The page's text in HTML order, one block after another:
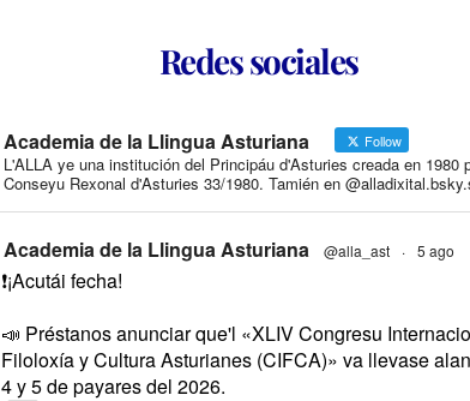
Redes sociales
Academia de la Llingua Asturiana Follow
L'ALLA ye una institución del Principáu d'Asturies creada en 1980
Conseyu Rexonal d'Asturies 33/1980. Tamién en
Academia de la Llingua Asturiana @alla_ast · 5 ago
❗️¡Acutái fecha!
📣 Préstanos anunciar que'l «XLIV Congresu
Filoloxía y Cultura Asturianes (CIFCA)» va llevase
4 y 5 de payares del 2026.